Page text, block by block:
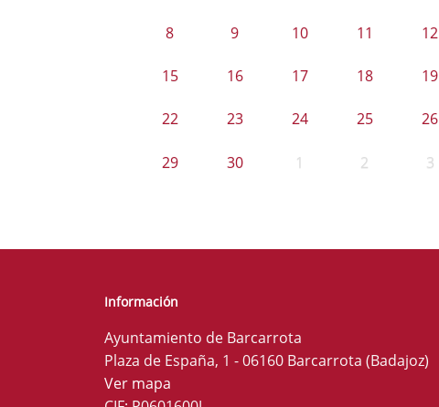
8 9 10 11 12
15 16 17 18 19
22 23 24 25 26
29 30 1 2 3
Información
Ayuntamiento de Barcarrota
Plaza de España, 1 - 06160 Barcarrota (Badajoz)
Ver mapa